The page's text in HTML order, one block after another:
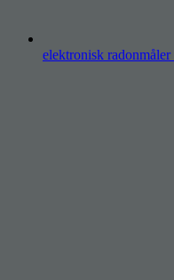
elektronisk radonmåler